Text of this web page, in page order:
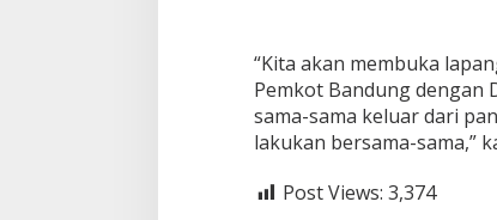
“Kita akan membuka
Pemkot Bandung dengan
sama-sama keluar dari
lakukan bersama-sama,”
Post Views: 3,374